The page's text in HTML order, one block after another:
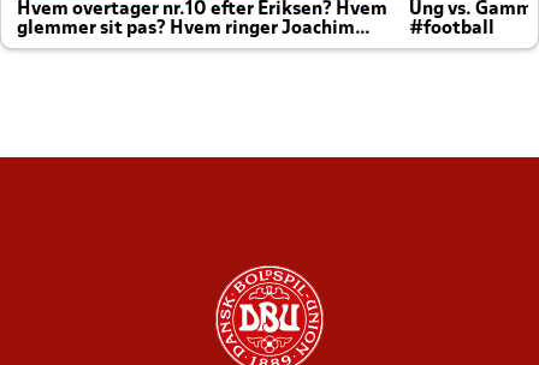
Hvem overtager nr.10 efter Eriksen? Hvem
glemmer sit pas? Hvem ringer Joachim
altid til efter kampe?
Ung vs.
#football